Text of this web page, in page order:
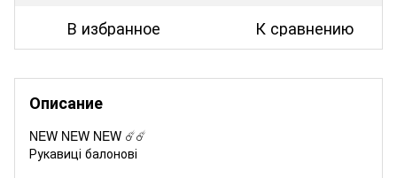
В избранное К сравнению
Описание
NEW NEW NEW ☄️☄️
Рукавиці балонові